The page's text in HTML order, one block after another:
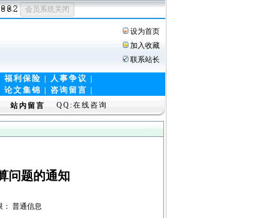
设为首页
加入收藏
联系站长
福利保险 | 人事争议 |
论文集锦 | 咨询留言 |
站内留言 QQ:在线咨询
问题的通知
： 普通信息